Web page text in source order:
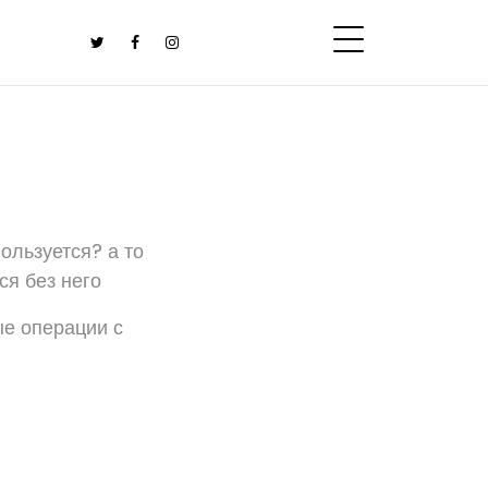
а то
без него
операции с